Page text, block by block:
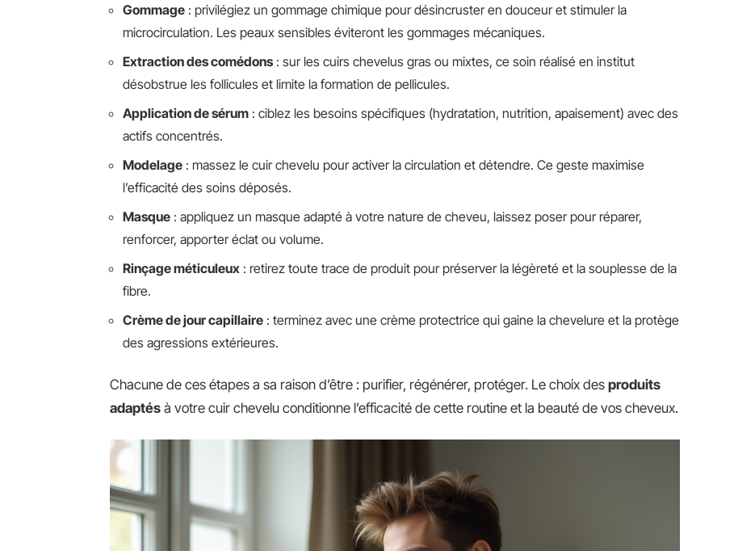
Gommage : privilégiez un gommage chimique pour désincruster en douceur et stimuler la
microcirculation. Les peaux sensibles éviteront les gommages mécaniques.
Extraction des comédons : sur les cuirs chevelus gras ou mixtes, ce soin réalisé en institut
désobstrue les follicules et limite la formation de pellicules.
Application de sérum : ciblez les besoins spécifiques (hydratation, nutrition, apaisement) avec des
actifs concentrés.
Modelage : massez le cuir chevelu pour activer la circulation et détendre. Ce geste maximise
l’efficacité des soins déposés.
Masque : appliquez un masque adapté à votre nature de cheveu, laissez poser pour réparer,
renforcer, apporter éclat ou volume.
Rinçage méticuleux : retirez toute trace de produit pour préserver la légèreté et la souplesse de la
fibre.
Crème de jour capillaire : terminez avec une crème protectrice qui gaine la chevelure et la protège
des agressions extérieures.
Chacune de ces étapes a sa raison d’être : purifier, régénérer, protéger. Le choix des produits
adaptés à votre cuir chevelu conditionne l’efficacité de cette routine et la beauté de vos cheveux.